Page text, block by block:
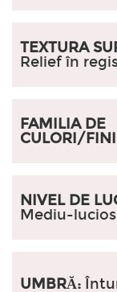
TEXTURA
Relief în
FAMILIA DE
CULORI/
NIVEL DE
Mediu-lucios
UMBRĂ: